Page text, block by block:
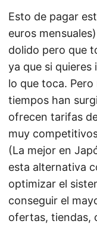
Esto de pagar
euros
dolido pero que
ya que si
lo que toca.
tiempos han
ofrecen tarifas
muy
(La mejor en
esta alternativa
optimizar el
conseguir el
ofertas, tiendas,